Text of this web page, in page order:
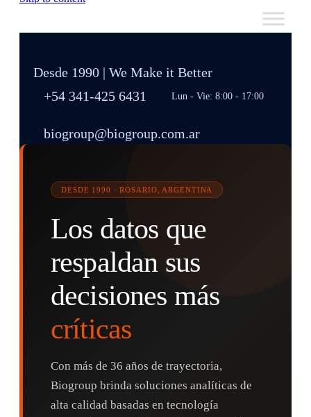
Desde 1990 | We Make it Better
+54 341-425 6431
Lun - Vie: 8:00 - 17:00
biogroup@biogroup.com.ar
Get a Quote
DESDE 1990 · ROSARIO, ARGENTINA
Los datos que
respaldan sus
decisiones más
críticas
Con más de 36 años de trayectoria,
Biogroup brinda soluciones analíticas de
alta calidad basadas en tecnología